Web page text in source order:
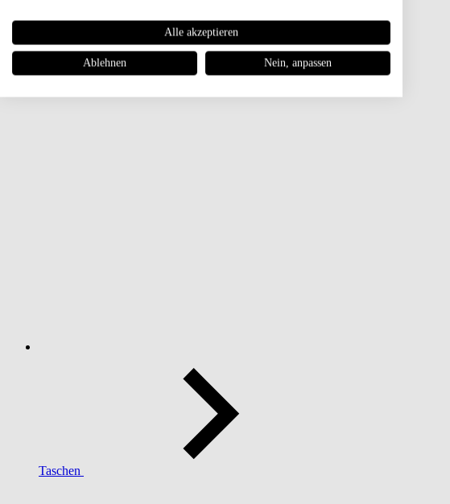
Taschen
Alle akzeptieren
Ablehnen Nein, anpassen